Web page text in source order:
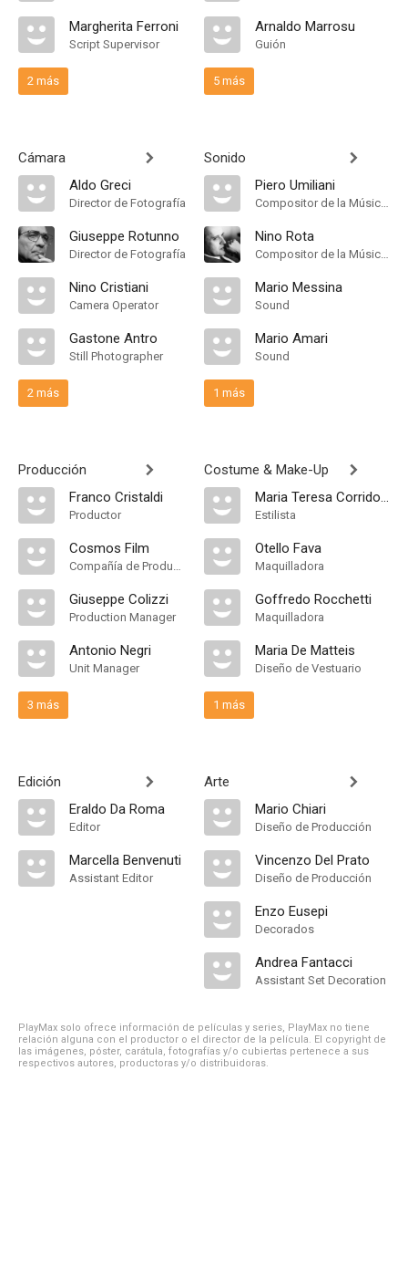
Margherita Ferroni
Script Supervisor
2 más
Cámara
Aldo Greci
Director de Fotografía
Giuseppe Rotunno
Director de Fotografía
Nino Cristiani
Camera Operator
Gastone Antro
Still Photographer
2 más
Producción
Franco Cristaldi
Productor
Cosmos Film
Compañía de Produccion
Giuseppe Colizzi
Production Manager
Antonio Negri
Unit Manager
3 más
Edición
Eraldo Da Roma
Editor
Marcella Benvenuti
Assistant Editor
Arnaldo Marrosu
Guión
5 más
Sonido
Piero Umiliani
Compositor de la Música Original
Nino Rota
Compositor de la Música Original
Mario Messina
Sound
Mario Amari
Sound
1 más
Costume & Make-Up
Maria Teresa Corridoni
Estilista
Otello Fava
Maquilladora
Goffredo Rocchetti
Maquilladora
Maria De Matteis
Diseño de Vestuario
1 más
Arte
Mario Chiari
Diseño de Producción
Vincenzo Del Prato
Diseño de Producción
Enzo Eusepi
Decorados
Andrea Fantacci
Assistant Set Decoration
PlayMax solo ofrece información de películas y series, PlayMax no tiene
relación alguna con el productor o el director de la película. El copyright de
las imágenes, póster, carátula, fotografías y/o cubiertas pertenece a sus
respectivos autores, productoras y/o distribuidoras.